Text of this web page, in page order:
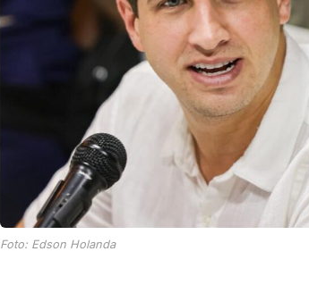
Foto: Edson Holanda